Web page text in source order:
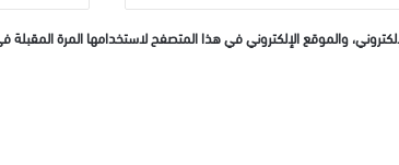
والموقع الإلكتروني في هذا المتصفح لاستخدامها المرة المقبلة